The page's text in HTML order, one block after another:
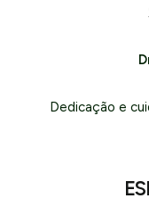
Dedicação e